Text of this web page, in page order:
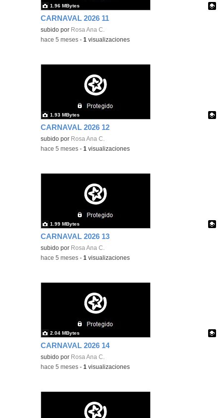
CARNAVAL 2026 11
Contenido educativo.
subido por Rosa Ana C.
1.96 MBytes
-hace 5 meses -1 visualizaciones
CARNAVAL 2026 12
Contenido educativo.
subido por Rosa Ana C.
1.93 MBytes
-hace 5 meses -1 visualizaciones
CARNAVAL 2026 13
Contenido educativo.
subido por Rosa Ana C.
1.99 MBytes
-hace 5 meses -1 visualizaciones
CARNAVAL 2026 14
Contenido educativo.
subido por Rosa Ana C.
2.04 MBytes
-hace 5 meses -1 visualizaciones